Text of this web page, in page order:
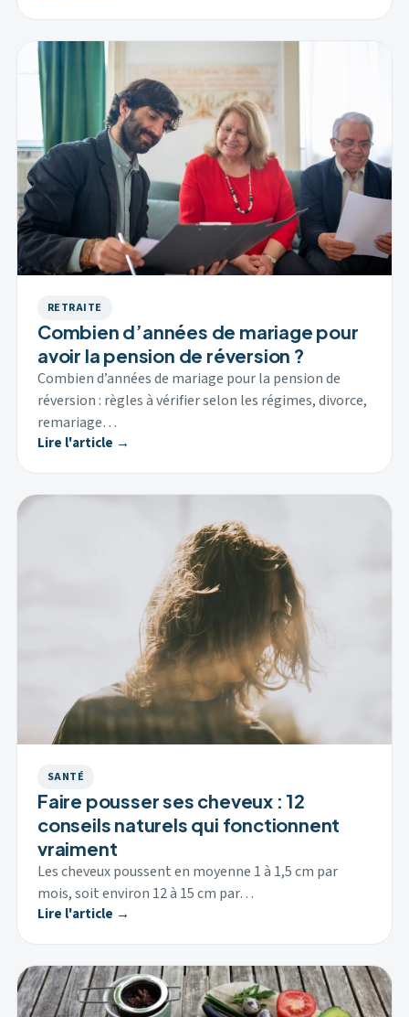
RETRAITE
Combien d’années de mariage pour
avoir la pension de réversion ?
Combien d’années de mariage pour la pension de
réversion : règles à vérifier selon les régimes, divorce,
remariage…
Lire l'article →
SANTÉ
Faire pousser ses cheveux : 12
conseils naturels qui fonctionnent
vraiment
Les cheveux poussent en moyenne 1 à 1,5 cm par
mois, soit environ 12 à 15 cm par…
Lire l'article →